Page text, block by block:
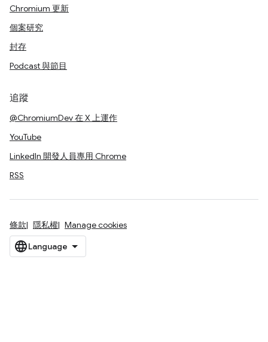
Chromium 更新
個案研究
封存
Podcast 與節目
追蹤
@ChromiumDev 在 X 上運作
YouTube
LinkedIn 開發人員專用 Chrome
RSS
條款 隱私權 Manage cookies